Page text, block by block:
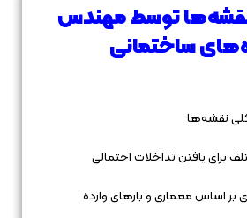
نقشه‌ها توسط مهندس
ساختمانی
نقشه‌ها
برای یافتن تداخلات احتمالی
بر اساس معماری و بارهای وارده